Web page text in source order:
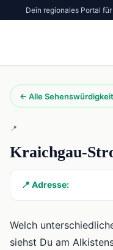
Dein regionales Portal
← Alle
📍
Kraichgau-
📍 Adresse:
Welch
siehst Du am